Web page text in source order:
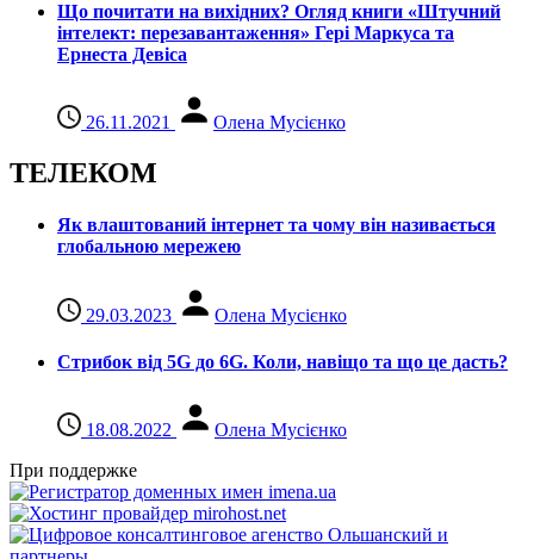
Що почитати на вихідних? Огляд книги «Штучний
інтелект: перезавантаження» Гері Маркуса та
Ернеста Девіса
26.11.2021 Олена Мусієнко
ТЕЛЕКОМ
Як влаштований інтернет та чому він називається
глобальною мережею
29.03.2023 Олена Мусієнко
Стрибок від 5G до 6G. Коли, навіщо та що це даcть?
18.08.2022
Олена Мусієнко
При поддержке